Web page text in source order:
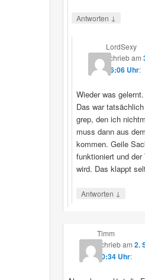
Antworten ↓
LordSexy
schriebam
16:06 Uhr:
Wieder was gelernt.
Das war
grep, den ich
muss dann aus
kommen. Geile
funktioniert und
wird. Das klappt
Antworten ↓
Timm
schriebam 2.
10:34 Uhr: